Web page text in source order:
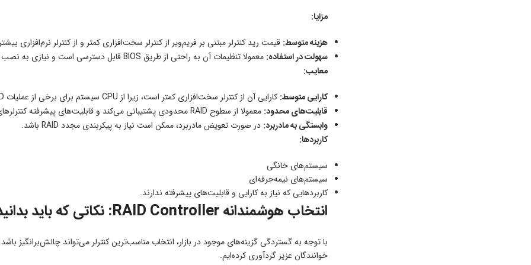
مزایا:
هزینه متوسط: قیمت رید کنترلر مبتنی بر فریم‌ویر از کنترلر سخت‌افزاری کمتر و از کنترلر نرم‌افزاری
سهولت در استفاده: معمولا تنظیمات آن به راحتی از طریق BIOS قابل دسترسی است و نیازی به نصب نرم‌افزار اضافی نیست.
معایب:
کارایی متوسط: کارایی آن از کنترلر سخت‌افزاری کمتر است، زیرا از CPU سیستم برای برخی از عملیات RAID استفاده می‌کند.
قابلیت‌های محدود: معمولا از سطوح RAID محدودی پشتیبانی می‌کند و قابلیت‌های پیشرفته کنترلرهای سخت‌افزاری را ندارد.
وابستگی به مادربرد: در صورت تعویض مادربرد، ممکن است نیاز به پیکربندی مجدد RAID باشد.
کاربردها:
سیستم‌های خانگی
سیستم‌های نیمه‌حرفه‌ای
کاربردهایی که نیاز به کارایی و قابلیت‌های پیشرفته ندارند.
انتخاب هوشمندانه RAID Controller: نکاتی که باید بدانید
خوانندگان عزیز گردآوری کرده‌ایم.